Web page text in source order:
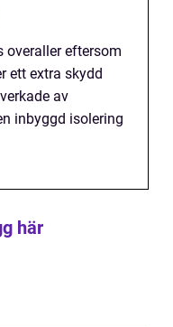
overaller eftersom
ett extra skydd
av
inbyggd isolering
här